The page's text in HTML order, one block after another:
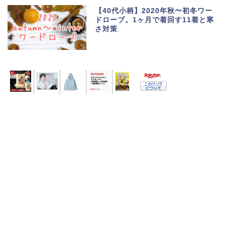
【40代小柄】2020年秋〜初冬ワー
ドローブ。1ヶ月で着回す11着と寒
さ対策